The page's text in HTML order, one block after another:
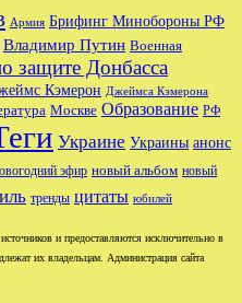
Армия Брифинг Минобороны РФ
Владимир Путин Военная
защите Донбасса
Кэмерон Джеймса Кэмерона
Москве Образование РФ
Украине Украины анонс
эфир новый альбом новый
тренды цитаты юбилей
и предоставляются исключительно в
их владельцам. Администрация сайта